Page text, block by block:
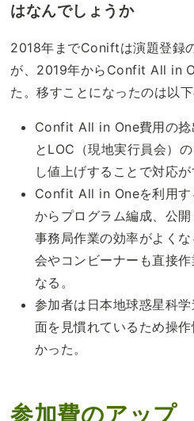
はなんでしょうか
2018年までConiftは演題登録
が、2019年からConfit All in
た。移すことになったのは以下
Confit All in One費用の捻
とLOC（現地実行員会）
し値上げすることで対応が
Confit All in Oneを利用す
からプログラム編成、公開
事務局作業の効率がよく
会やコンビーナーも直接
なる。
参加者は日本地球惑星科
面を見慣れているため操
かった。
参加費のアップ